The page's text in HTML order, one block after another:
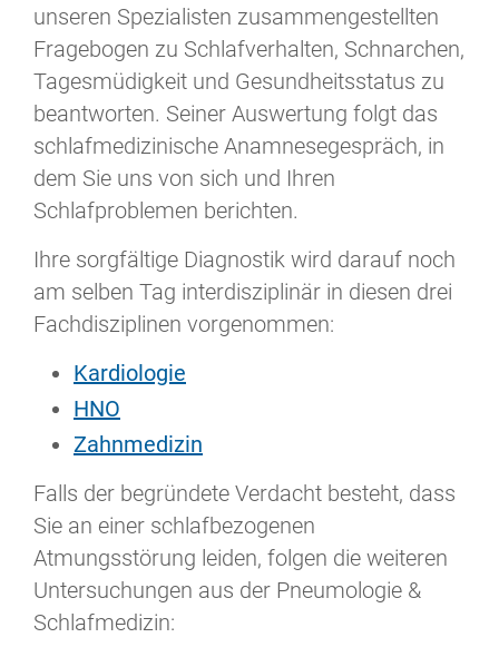
unseren Spezialisten zusammengestellten
Fragebogen zu Schlafverhalten, Schnarchen,
Tagesmüdigkeit und Gesundheitsstatus zu
beantworten. Seiner Auswertung folgt das
schlafmedizinische Anamnesegespräch, in
dem Sie uns von sich und Ihren
Schlafproblemen berichten.
Ihre sorgfältige Diagnostik wird darauf noch
am selben Tag interdisziplinär in diesen drei
Fachdisziplinen vorgenommen:
Kardiologie
HNO
Zahnmedizin
Falls der begründete Verdacht besteht, dass
Sie an einer schlafbezogenen
Atmungsstörung leiden, folgen die weiteren
Untersuchungen aus der Pneumologie &
Schlafmedizin: